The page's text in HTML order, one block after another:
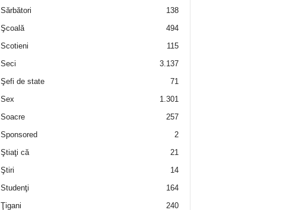
Sărbători
138
Şcoală
494
Scotieni
115
Seci
3.137
Şefi de state
71
Sex
1.301
Soacre
257
Sponsored
2
Ştiaţi că
21
Ştiri
14
Studenţi
164
Ţigani
240